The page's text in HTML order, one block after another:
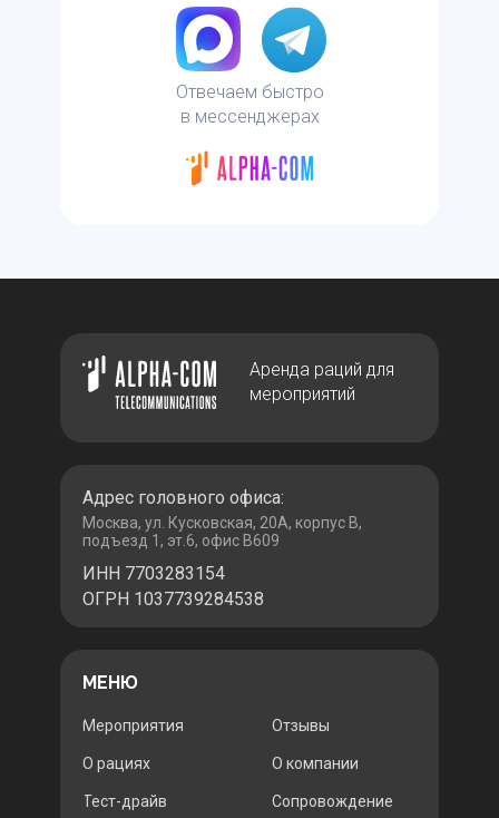
Отвечаем быстро
в мессенджерах
Аренда раций для
мероприятий
Адрес головного офиса:
Москва, ул. Кусковская, 20А, корпус В,
подъезд 1, эт.6, офис В609
ИНН 7703283154
ОГРН 1037739284538
МЕНЮ
Мероприятия
О рациях
Тест-драйв
Отзывы
О компании
Сопровождение